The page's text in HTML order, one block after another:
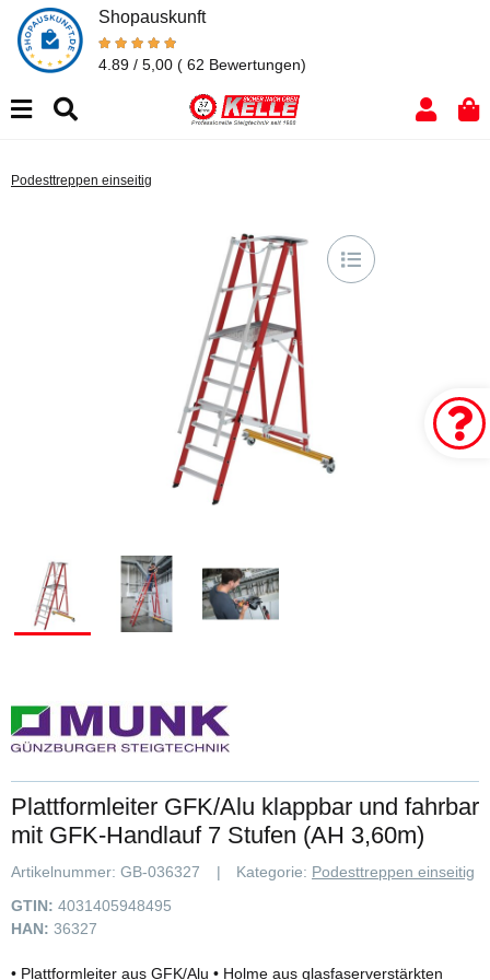
Shopauskunft
4.89 / 5,00 ( 62 Bewertungen)
Podesttreppen einseitig
Plattformleiter GFK/Alu klappbar und fahrbar
mit GFK-Handlauf 7 Stufen (AH 3,60m)
Artikelnummer: GB-036327 Kategorie: Podesttreppen einseitig
GTIN: 4031405948495
HAN: 36327
• Plattformleiter aus GFK/Alu • Holme aus glasfaserverstärkten